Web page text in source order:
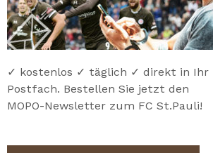
✓ kostenlos ✓ täglich ✓ direkt in Ihr
Postfach. Bestellen Sie jetzt den
MOPO-Newsletter zum FC St.Pauli!